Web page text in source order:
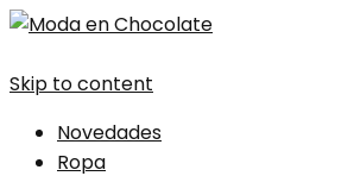
Skip to content
Novedades
Ropa